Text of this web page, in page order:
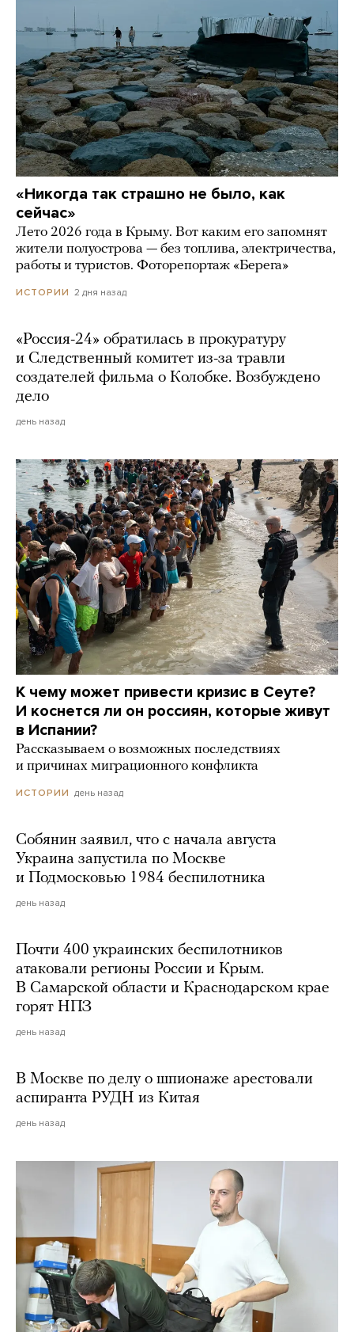
«Никогда так страшно не было, как
сейчас»
Лето 2026 года в Крыму. Вот каким его запомнят
жители полуострова — без топлива, электричества,
работы и туристов. Фоторепортаж «Берега»
ИСТОРИИ 2 дня назад
«Россия-24» обратилась в прокуратуру
и Следственный комитет из-за травли
создателей фильма о Колобке. Возбуждено
дело
день назад
К чему может привести кризис в Сеуте?
И коснется ли он россиян, которые живут
в Испании?
Рассказываем о возможных последствиях
и причинах миграционного конфликта
ИСТОРИИ день назад
Собянин заявил, что с начала августа
Украина запустила по Москве
и Подмосковью 1984 беспилотника
день назад
Почти 400 украинских беспилотников
атаковали регионы России и Крым.
В Самарской области и Краснодарском крае
горят НПЗ
день назад
В Москве по делу о шпионаже арестовали
аспиранта РУДН из Китая
день назад